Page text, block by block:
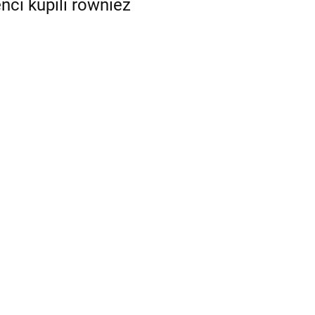
kupili również